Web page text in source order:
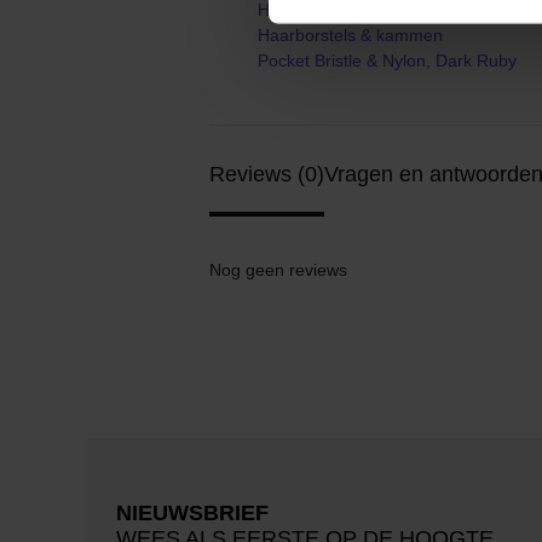
Haarborstels & toebehoren
Haarborstels & kammen
Pocket Bristle & Nylon, Dark Ruby
Reviews (0)Vragen en
Nog geen reviews
NIEUWSBRIEF